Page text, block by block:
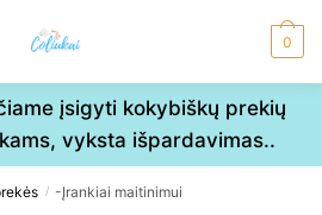
0
įsigyti kokybiškų prekių
vyksta išpardavimas..
/ -Įrankiai maitinimui